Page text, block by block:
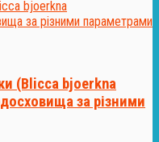
(Blicca bjoerkna
за різними